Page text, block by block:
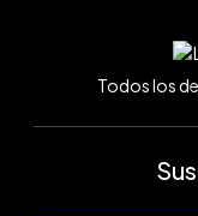
Todos los